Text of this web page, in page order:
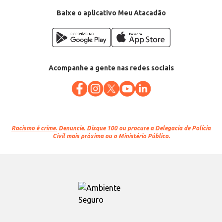
Baixe o aplicativo Meu Atacadão
Acompanhe a gente nas redes sociais
Racismo é crime. Denuncie. Disque 100 ou procure a Delegacia de Polícia
Civil mais próxima ou o Ministério Público.